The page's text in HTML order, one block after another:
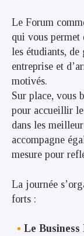
Le Forum
qui vous permet
les étudiants, de
entreprise et
motivés.
Sur place, vous
pour accueillir
dans les
accompagne
mesure pour
La journée
forts :
Le Business